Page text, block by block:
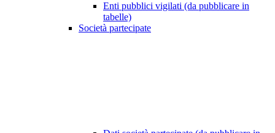
Enti pubblici vigilati (da pubblicare in
tabelle)
Società partecipate